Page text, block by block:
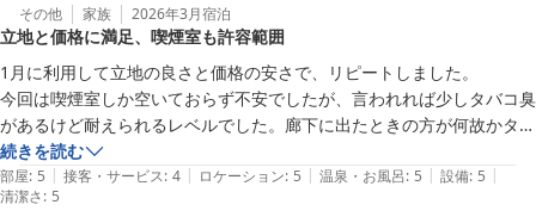
す。
お客様のご意見は今後のサービス向上に役立たさせていただきます
よう存じます。
この度は貴重なお時間の中、口コミにご返信いただきまして誠にあ
りがとうございました。
相鉄フレッサイン 横浜戸塚
その他 家族 2026年3月宿泊
立地と価格に満足、喫煙室も許容範囲
1月に利用して立地の良さと価格の安さで、リピートしました。
今回は喫煙室しか空いておらず不安でしたが、言われれば少しタバコ臭
があるけど耐えられるレベルでした。廊下に出たときの方が何故かタバ
コの臭いがしました。周りも喫煙室なのかな？と思いました。
デラックスツインで風呂、トイレ別のお部屋で大満足でした！
また利用したいです。
続きを読む
部屋: 5 | 接客・サービス: 4 | ロケーション: 5 | 温泉・お風呂: 5 | 設備: 5 |
清潔さ: 5